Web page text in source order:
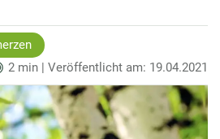
2 min | Veröffentlicht am: 19.04.2021